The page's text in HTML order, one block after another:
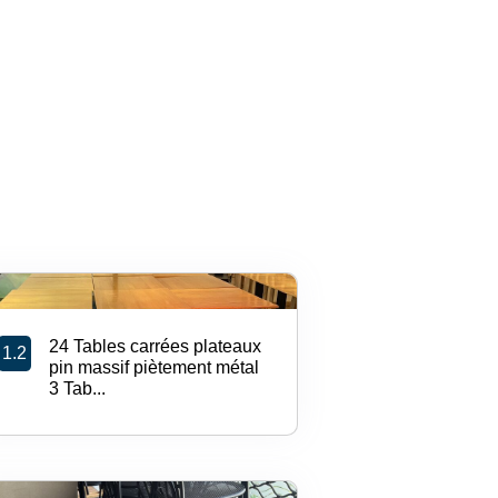
1.2
24 Tables carrées plateaux
pin massif piètement métal
3 Tab...